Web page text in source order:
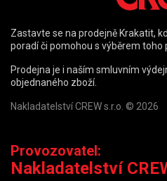
Zastavte se na prodejně Krakatit,
poradí či pomohou s výběrem toho
Prodejna je i naším smluvním
objednaného zboží.
Nakladatelství CREW s.r.o. © 2026
Provozovatel:
Nakladatelství